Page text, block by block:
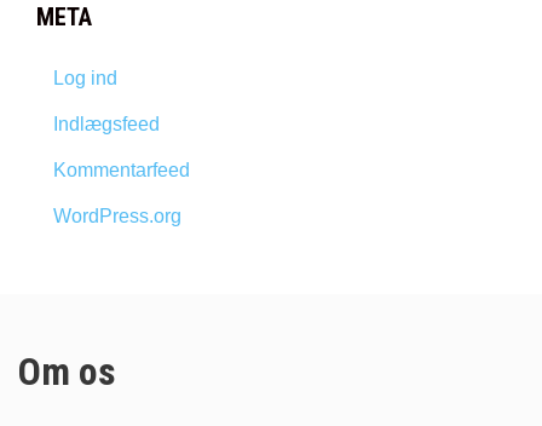
META
Log ind
Indlægsfeed
Kommentarfeed
WordPress.org
Om os